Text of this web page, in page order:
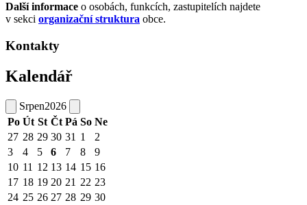
Další informace o osobách, funkcích, zastupitelích najdete
v sekci organizační struktura obce.
Kontakty
Kalendář
Srpen2026
Po Út St Čt Pá So Ne
27 28 29 30 31 1
2
3
4 5 6 7 8
9
10 11 12 13 14 15 16
17 18 19 20 21 22 23
24 25 26 27 28 29 30